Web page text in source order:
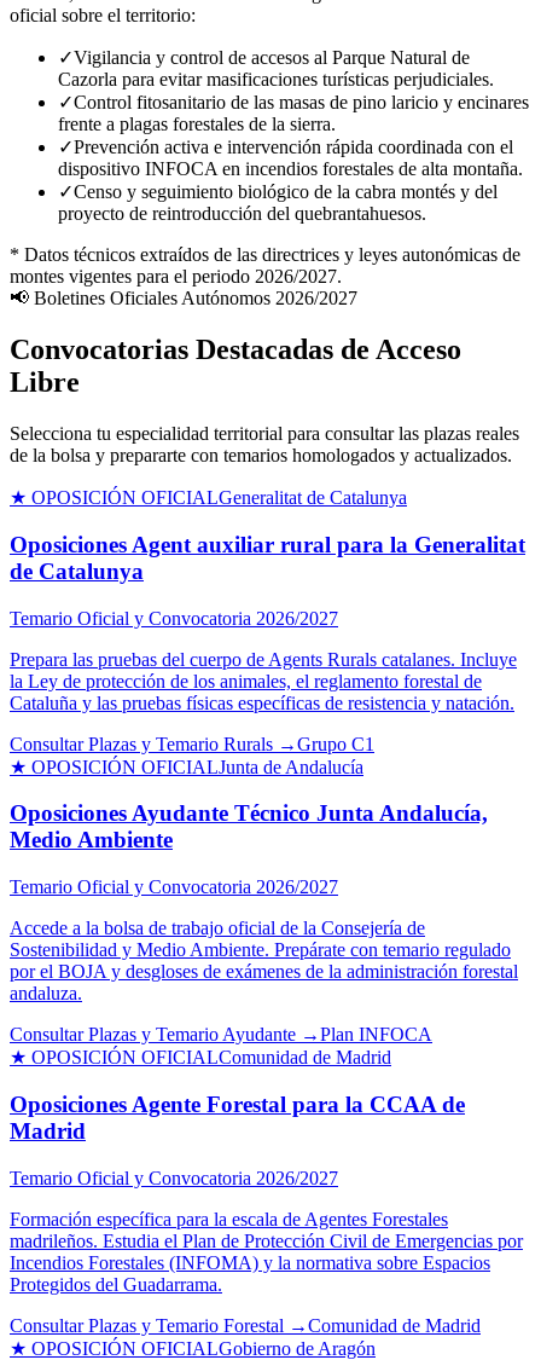
oficial sobre el territorio:
✓Vigilancia y control de accesos al Parque Natural de
Cazorla para evitar masificaciones turísticas perjudiciales.
✓Control fitosanitario de las masas de pino laricio y encinares
frente a plagas forestales de la sierra.
✓Prevención activa e intervención rápida coordinada con el
dispositivo INFOCA en incendios forestales de alta montaña.
✓Censo y seguimiento biológico de la cabra montés y del
proyecto de reintroducción del quebrantahuesos.
* Datos técnicos extraídos de las directrices y leyes autonómicas de
montes vigentes para el periodo 2026/2027.
📢 Boletines Oficiales Autónomos 2026/2027
Convocatorias Destacadas de Acceso
Libre
Selecciona tu especialidad territorial para consultar las plazas reales
de la bolsa y prepararte con temarios homologados y actualizados.
★ OPOSICIÓN OFICIALGeneralitat de Catalunya
Oposiciones Agent auxiliar rural para la Generalitat
de Catalunya
Temario Oficial y Convocatoria 2026/2027
Prepara las pruebas del cuerpo de Agents Rurals catalanes. Incluye
la Ley de protección de los animales, el reglamento forestal de
Cataluña y las pruebas físicas específicas de resistencia y natación.
Consultar Plazas y Temario Rurals →Grupo C1
★ OPOSICIÓN OFICIALJunta de Andalucía
Oposiciones Ayudante Técnico Junta Andalucía,
Medio Ambiente
Temario Oficial y Convocatoria 2026/2027
Accede a la bolsa de trabajo oficial de la Consejería de
Sostenibilidad y Medio Ambiente. Prepárate con temario regulado
por el BOJA y desgloses de exámenes de la administración forestal
andaluza.
Consultar Plazas y Temario Ayudante →Plan INFOCA
★ OPOSICIÓN OFICIALComunidad de Madrid
Oposiciones Agente Forestal para la CCAA de
Madrid
Temario Oficial y Convocatoria 2026/2027
Formación específica para la escala de Agentes Forestales
madrileños. Estudia el Plan de Protección Civil de Emergencias por
Incendios Forestales (INFOMA) y la normativa sobre Espacios
Protegidos del Guadarrama.
Consultar Plazas y Temario Forestal →Comunidad de Madrid
★ OPOSICIÓN OFICIALGobierno de Aragón